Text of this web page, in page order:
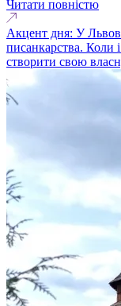
Читати повністю
Акцент дня: У
писанкарства. Коли
створити свою